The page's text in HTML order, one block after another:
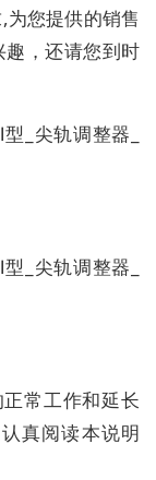
您提供的销售
，还请您到时
_尖轨调整器_
_尖轨调整器_
常工作和延长
真阅读本说明